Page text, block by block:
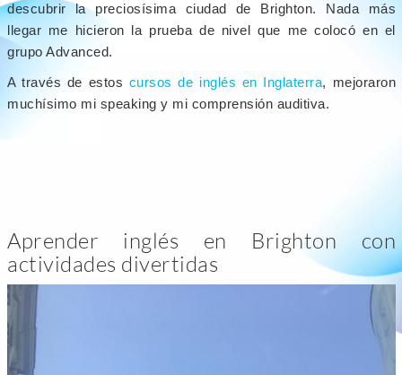
descubrir la preciosísima ciudad de Brighton. Nada más
llegar me hicieron la prueba de nivel que me colocó en el
grupo Advanced.
A través de estos cursos de inglés en Inglaterra, mejoraron
muchísimo mi speaking y mi comprensión auditiva.
Aprender inglés en Brighton con
actividades divertidas